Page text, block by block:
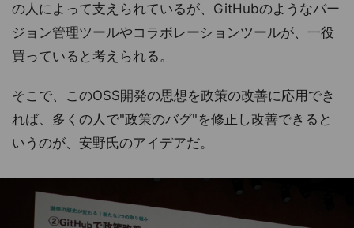
の人によって支えられているが、GitHubのようなバー
ジョン管理ツールやコラボレーションツールが、一役
買っていると考えられる。
そこで、このOSS開発の思想を政策の改善に応用でき
れば、多くの人で"政策のバグ"を修正し改善できると
いうのが、安野氏のアイデアだ。